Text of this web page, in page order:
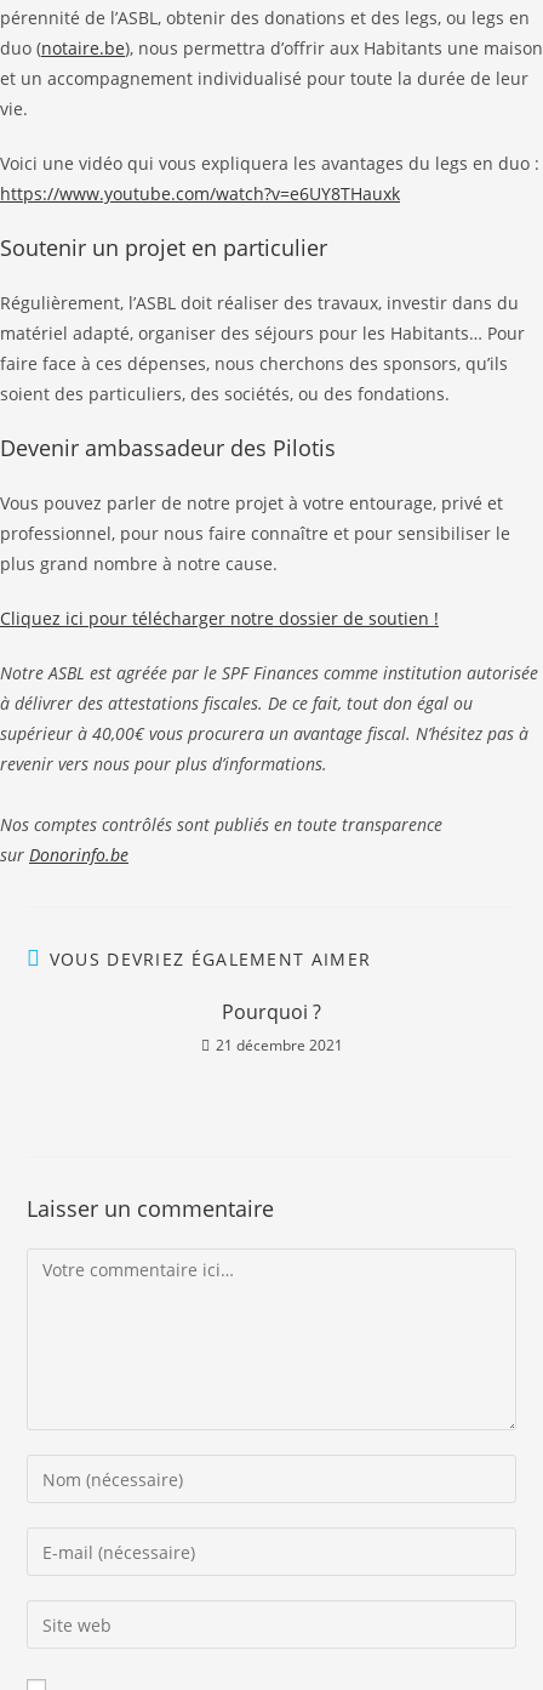
pérennité de l’ASBL, obtenir des donations et des legs, ou legs en
duo (notaire.be), nous permettra d’offrir aux Habitants une maison
et un accompagnement individualisé pour toute la durée de leur
vie.
Voici une vidéo qui vous expliquera les avantages du legs en duo :
https://www.youtube.com/watch?v=e6UY8THauxk
Soutenir un projet en particulier
Régulièrement, l’ASBL doit réaliser des travaux, investir dans du
matériel adapté, organiser des séjours pour les Habitants… Pour
faire face à ces dépenses, nous cherchons des sponsors, qu’ils
soient des particuliers, des sociétés, ou des fondations.
Devenir ambassadeur des Pilotis
Vous pouvez parler de notre projet à votre entourage, privé et
professionnel, pour nous faire connaître et pour sensibiliser le
plus grand nombre à notre cause.
Cliquez ici pour télécharger notre dossier de soutien !
Notre ASBL est agréée par le SPF Finances comme institution autorisée
à délivrer des attestations fiscales. De ce fait, tout don égal ou
supérieur à 40,00€ vous procurera un avantage fiscal. N’hésitez pas à
revenir vers nous pour plus d’informations.
Nos comptes contrôlés sont publiés en toute transparence
sur Donorinfo.be
VOUS DEVRIEZ ÉGALEMENT AIMER
Pourquoi ?
21 décembre 2021
Laisser un commentaire